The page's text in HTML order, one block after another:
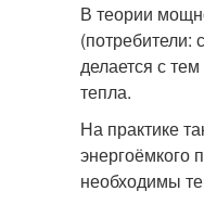
В теории
(потребители:
делается с
тепла.
На практике
энергоёмкого
необходимы